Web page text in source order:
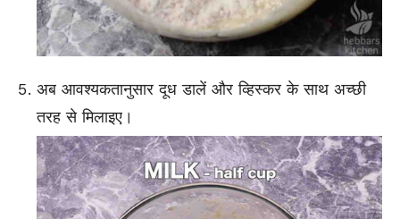
अब आवश्यकतानुसार दूध डालें और व्हिस्कर के साथ अच्छी
तरह से मिलाइए।